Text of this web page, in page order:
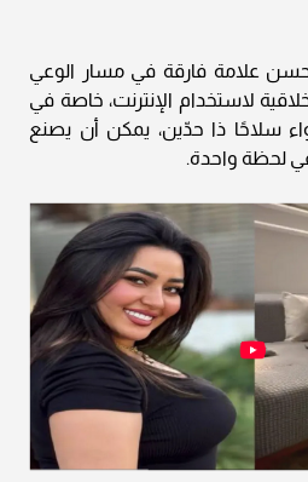
علامة فارقة في مسار الوعي
لاستخدام الإنترنت، خاصة في
سلاحًا ذا حدّين، يمكن أن يصنع
في لحظة واحدة.